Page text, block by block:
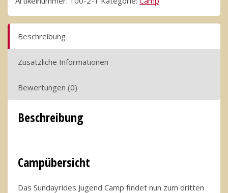
Menge
Beschreibung
Zusätzliche Informationen
Bewertungen (0)
Beschreibung
Campübersicht
Das Sundayrides Jugend Camp findet nun zum dritten